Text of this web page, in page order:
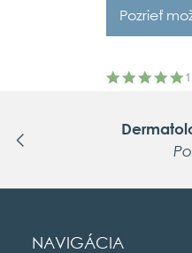
Pozrieť
NAVIGÁCIA